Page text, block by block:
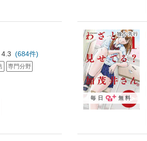
4.3 (684件)
専門分野
毎日 無料